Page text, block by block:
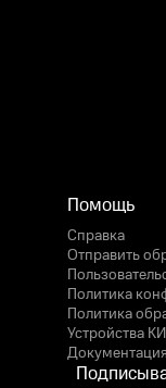
Помощь
Справка
Отправить
Политика
Политика
Устройства